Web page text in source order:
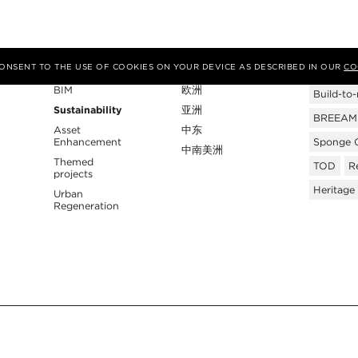
TO THE USE OF COOKIES ON YOUR DEVICE AS DESCRIBED IN OUR
专业性
BIM
Sustainability
Asset
Enhancement
Themed
projects
Urban
Regeneration
地区
欧洲
亚洲
中东
中南美洲
Tags
Build-
Sponge
TOD